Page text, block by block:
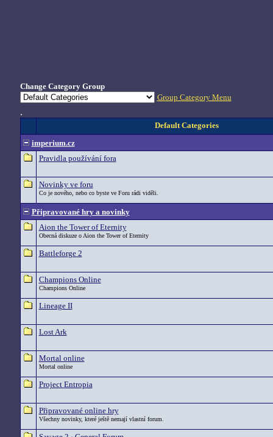
Change Category Group
Group Category Menu
.
Default Categories
imperium.cz
Pravidla používání fora
Novinky ve foru
Co je nového, nebo co byste ve Foru rádi viděli.
Připravované hry a novinky
Aion the Tower of Eternity
Obecná diskuze o Aion the Tower of Eternity
Battleforge 2
Champions Online
Champions Online
Lineage II
Lost Ark
Mortal online
Mortal online
Project Entropia
Připravované online hry
Všechny novinky, které ještě nemají vlastní forum.